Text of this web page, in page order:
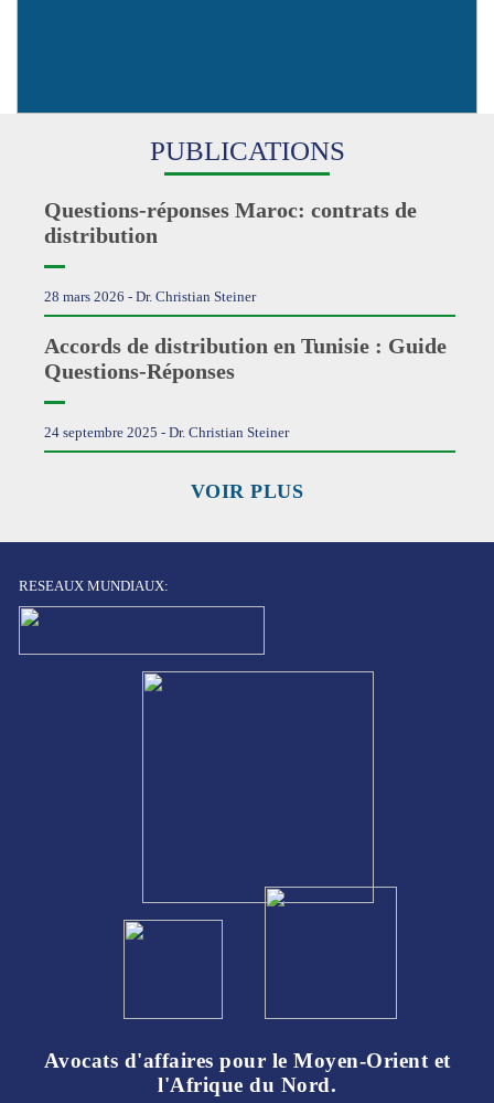
PUBLICATIONS
Questions-réponses Maroc: contrats de
distribution
28 mars 2026 - Dr. Christian Steiner
Accords de distribution en Tunisie : Guide
Questions-Réponses
24 septembre 2025 - Dr. Christian Steiner
VOIR PLUS
RESEAUX MUNDIAUX:
Avocats d'affaires pour le Moyen-Orient et
l'Afrique du Nord.